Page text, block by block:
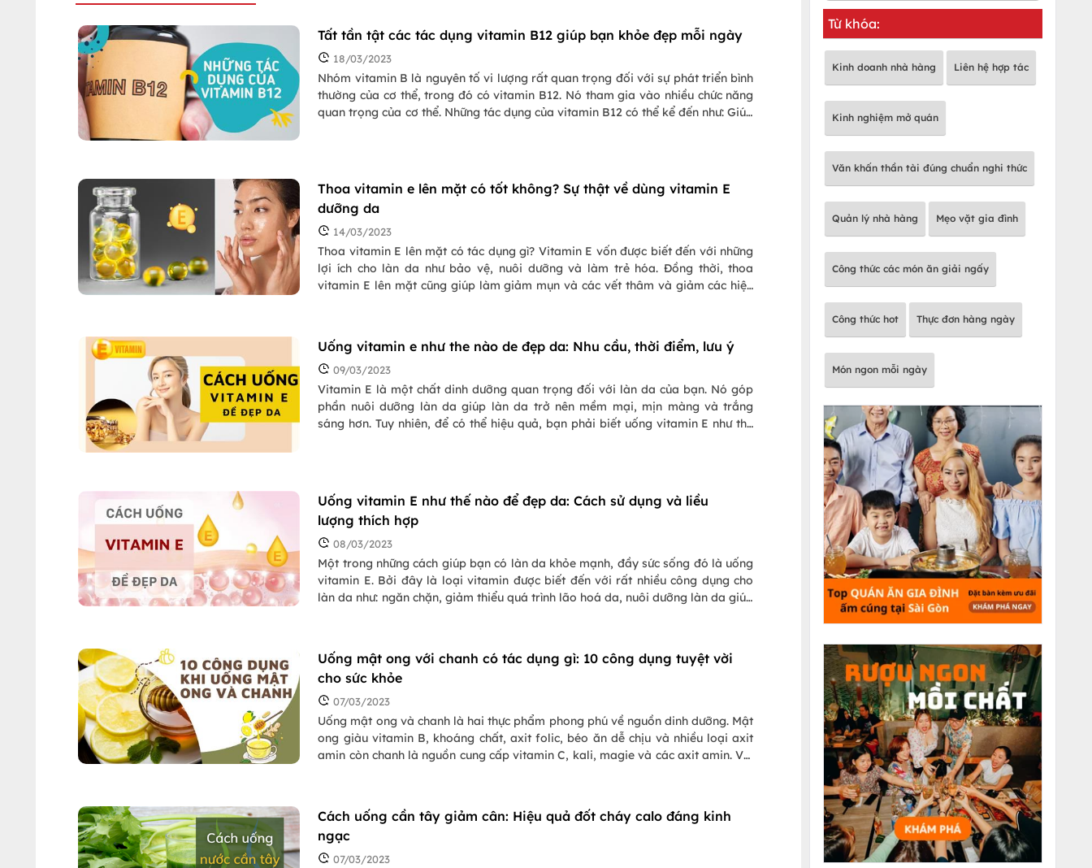
Tất tần tật các tác dụng vitamin B12 giúp bạn khỏe đẹp mỗi ngày
18/03/2023
Nhóm vitamin B là nguyên tố vi lượng rất quan trọng đối với sự phát triển bình
thường của cơ thể, trong đó có vitamin B12. Nó tham gia vào nhiều chức năng
quan trọng của cơ thể. Những tác dụng của vitamin B12 có thể kể đến như: Giúp
Thoa vitamin e lên mặt có tốt không? Sự thật về dùng vitamin E
dưỡng da
14/03/2023
Thoa vitamin E lên mặt có tác dụng gì? Vitamin E vốn được biết đến với những
lợi ích cho làn da như bảo vệ, nuôi dưỡng và làm trẻ hóa. Đồng thời, thoa
vitamin E lên mặt cũng giúp làm giảm mụn và các vết thâm và giảm các hiện
thực sự hiệu quả không hay lại gây hại cho làn da?
Uống vitamin e như the nào de đẹp da: Nhu cầu, thời điểm, lưu ý
09/03/2023
Vitamin E là một chất dinh dưỡng quan trọng đối với làn da của bạn. Nó góp
phần nuôi dưỡng làn da giúp làn da trở nên mềm mại, mịn màng và trắng
sáng hơn. Tuy nhiên, để có thể hiệu quả, bạn phải biết uống vitamin E như the
Uống vitamin E như thế nào để đẹp da: Cách sử dụng và liều
lượng thích hợp
08/03/2023
Một trong những cách giúp bạn có làn da khỏe mạnh, đầy sức sống đó là uống
vitamin E. Bởi đây là loại vitamin được biết đến với rất nhiều công dụng cho
làn da như: ngăn chặn, giảm thiểu quá trình lão hoá da, nuôi dưỡng làn da giúp
tìm hiểu lời giải đáp ngay trong bài viết dưới đây nhé!
Uống mật ong với chanh có tác dụng gì: 10 công dụng tuyệt vời
cho sức khỏe
07/03/2023
Uống mật ong và chanh là hai thực phẩm phong phú về nguồn dinh dưỡng. Mật
ong giàu vitamin B, khoáng chất, axit folic, béo ăn dễ chịu và nhiều loại axit
amin còn chanh là nguồn cung cấp vitamin C, kali, magie và các axit amin. Với
Cách uống cần tây giảm cân: Hiệu quả đốt cháy calo đáng kinh
ngạc
07/03/2023
Từ khóa:
Kinh doanh nhà hàng Liên hệ hợp tác
Kinh nghiệm mở quán
Văn khấn thần tài đúng chuẩn nghi thức
Quản lý nhà hàng Mẹo vặt gia đình
Công thức các món ăn giải ngấy
Công thức hot Thực đơn hàng ngày
Món ngon mỗi ngày